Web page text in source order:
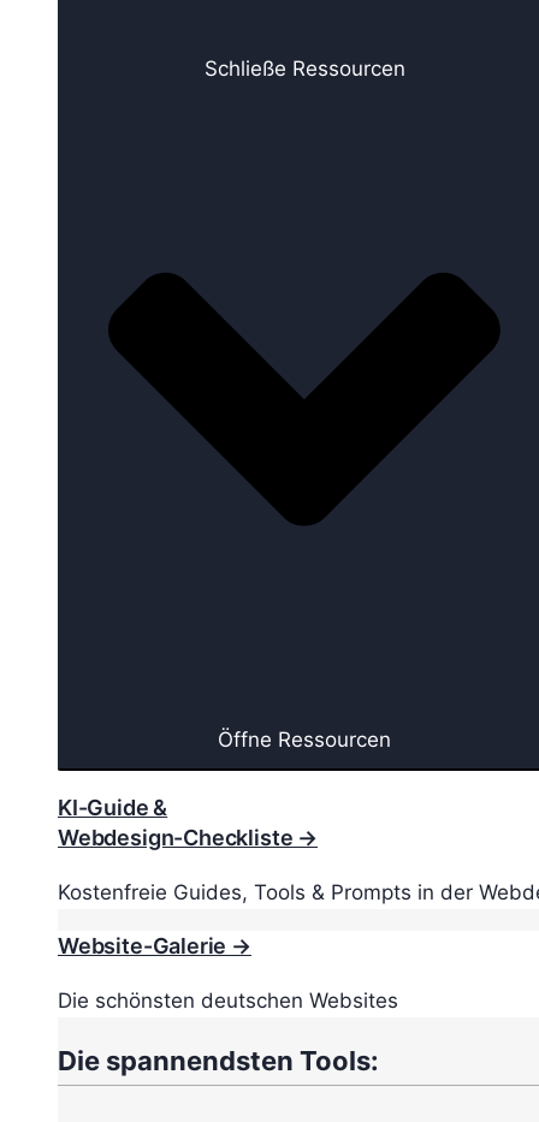
Schließe Ressourcen
Öffne Ressourcen
KI-Guide &
Webdesign-Checkliste →
Kostenfreie Guides, Tools & Prompts in der
Website-Galerie →
Die schönsten deutschen Websites
Die spannendsten Tools: